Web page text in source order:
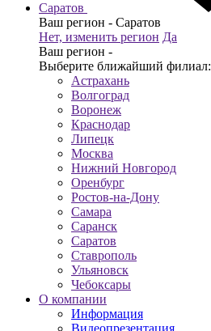
Саратов
Ваш регион - Саратов
Нет, изменить регион Да
Ваш регион -
Выберите ближайший филиал:
Астрахань
Волгоград
Воронеж
Краснодар
Липецк
Москва
Нижний Новгород
Оренбург
Ростов-на-Дону
Самара
Саранск
Саратов
Ставрополь
Ульяновск
Чебоксары
О компании
Информация
Видеопрезентация